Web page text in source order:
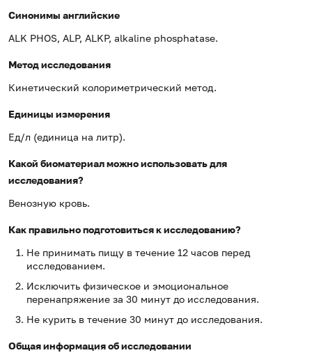
Синонимы английские
ALK PHOS, ALP, ALKP, alkaline phosphatase.
Метод исследования
Кинетический колориметрический метод.
Единицы измерения
Ед/л (единица на литр).
Какой биоматериал можно использовать для
исследования?
Венозную кровь.
Как правильно подготовиться к исследованию?
Не принимать пищу в течение 12 часов перед
исследованием.
Исключить физическое и эмоциональное
перенапряжение за 30 минут до исследования.
Не курить в течение 30 минут до исследования.
Общая информация об исследовании